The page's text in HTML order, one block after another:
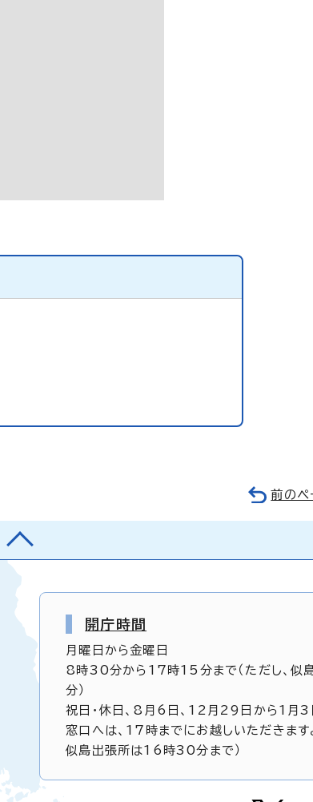
前のペ
開庁時間
月曜日から金曜日
8時30分から17時15分まで（ただし、
分）
祝日・休日、8月6日、12月29日から1月3
窓口へは、17時までにお越しいただきます
似島出張所は16時30分まで）